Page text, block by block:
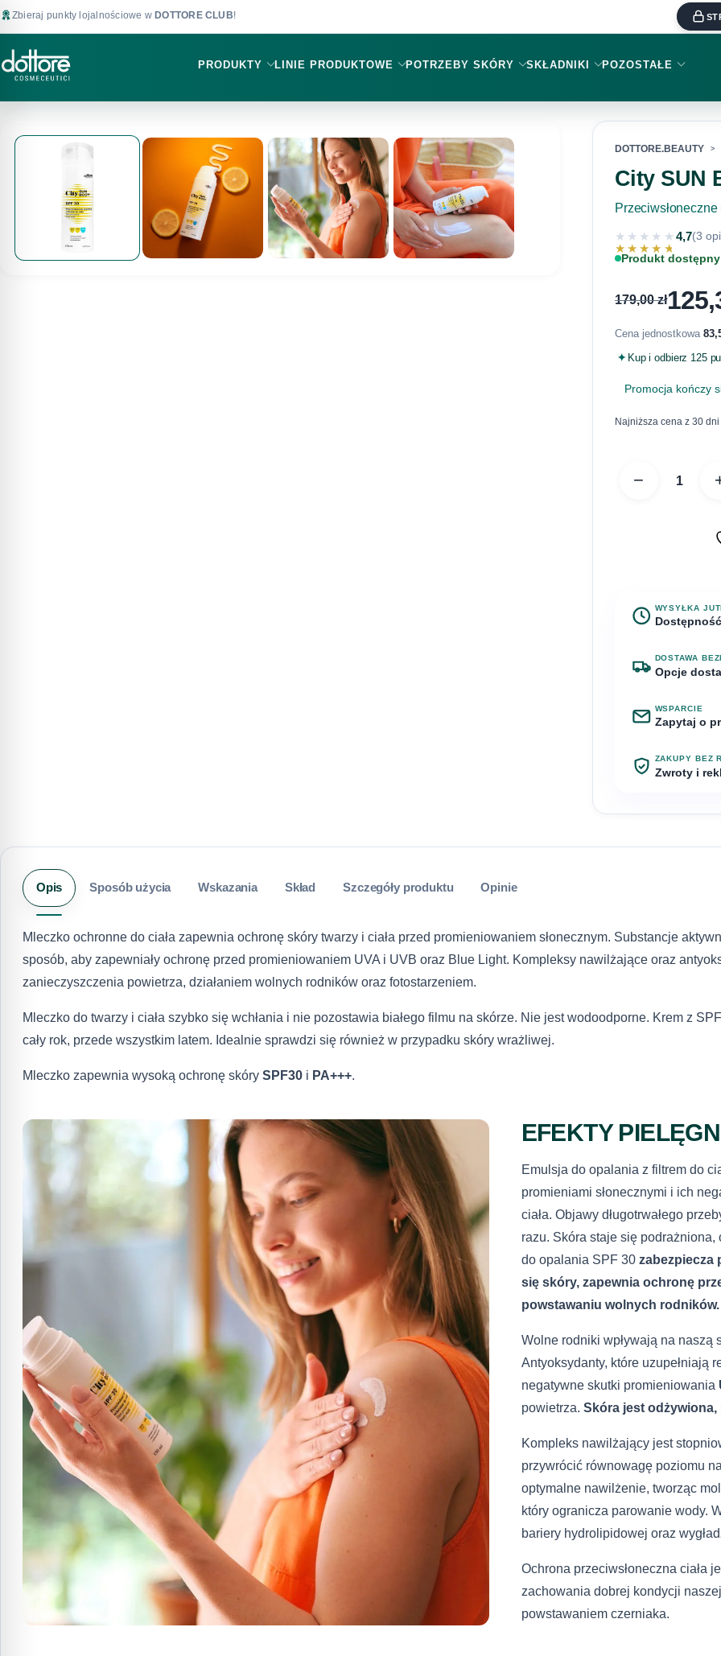
Zbieraj punkty lojalnościowe w DOTTORE CLUB!
PRODUKTY LINIE PRODUKTOWE POTRZEBY SKÓRY SKŁADNIKI POZOSTAŁE
PROMOCJA -30% DOTTORE.BEAUTY
City SUN
★★★★★
★★★★★
4,7(3
Produkt dostępny
179,00zł
Cena jednostkowa
Kup i odbierz 125
Promocja kończy
Najniższa cena z 30
−
WYSYŁKA
Na stanie
za 21 godzin
DOSTAWA
Opcje
Odbiór
InPost
Dostawa do
Sprawdź
WSPARCIE
Zapytaj o
616792520
ZAKUPY BEZ
Zwroty i
ustawowym
Reklamację
Zwroty i
Opis Sposób użycia Wskazania Skład Szczegóły produktu Opinie
Mleczko ochronne do ciała zapewnia ochronę skóry twarzy i ciała przed promieniowaniem słonecznym. Substancje
sposób, aby zapewniały ochronę przed promieniowaniem UVA i UVB oraz Blue Light. Kompleksy nawilżające oraz
zanieczyszczenia powietrza, działaniem wolnych rodników oraz fotostarzeniem.
Mleczko do twarzy i ciała szybko się wchłania i nie pozostawia białego filmu na skórze. Nie jest wodoodporne. Krem z
cały rok, przede wszystkim latem. Idealnie sprawdzi się również w przypadku skóry wrażliwej.
Mleczko zapewnia wysoką ochronę skóry SPF30i PA+++.
EFEKTY
Emulsja do opalania z filtrem do
promieniami słonecznymi i ich
ciała. Objawy długotrwałego
razu. Skóra staje się
do opalania SPF 30 zabezpiecza
się skóry, zapewnia ochronę
powstawaniu wolnych rodników.
Wolne rodniki wpływają na naszą
Antyoksydanty, które uzupełniają
negatywne skutki promieniowania
powietrza. Skóra jest odżywiona,
Kompleks nawilżający jest
przywrócić równowagę poziomu
optymalne nawilżenie, tworząc
który ogranicza parowanie wody.
bariery hydrolipidowej oraz
Ochrona przeciwsłoneczna ciała
zachowania dobrej kondycji
powstawaniem czerniaka.